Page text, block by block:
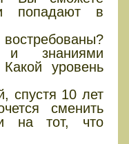
попадают в
и знаниями
уровень
спустя 10 лет
сменить
на тот, что